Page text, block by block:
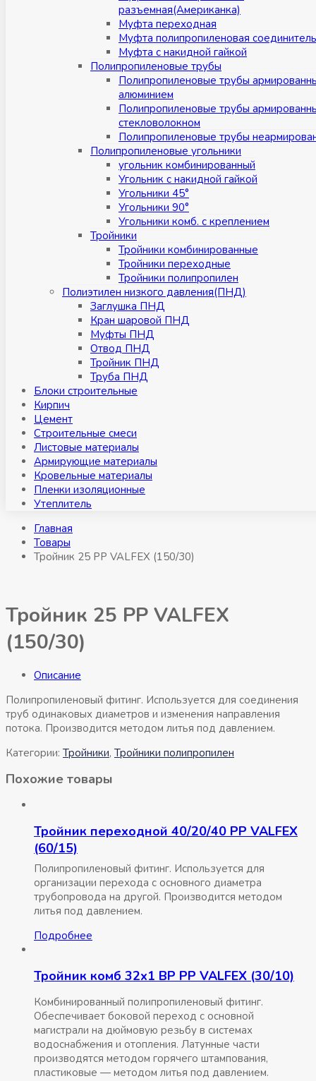
разъемная(Американка)
Муфта переходная
Муфта полипропиленовая
Муфта с накидной гайкой
Полипропиленовые трубы
Полипропиленовые трубы
алюминием
Полипропиленовые трубы
стекловолокном
Полипропиленовые трубы
Полипропиленовые угольники
угольник комбинированный
Угольник с накидной гайкой
Угольники 45°
Угольники 90°
Угольники комб. с креплением
Тройники
Тройники комбинированные
Тройники переходные
Тройники полипропилен
Полиэтилен низкого давления(ПНД)
Заглушка ПНД
Кран шаровой ПНД
Муфты ПНД
Отвод ПНД
Тройник ПНД
Труба ПНД
Блоки строительные
Кирпич
Цемент
Строительные смеси
Листовые материалы
Армирующие материалы
Кровельные материалы
Пленки изоляционные
Утеплитель
Главная
Товары
Тройник 25 РР VALFEX (150/30)
Тройник 25 РР VALFEX
(150/30)
Описание
Полипропиленовый фитинг. Используется для соединения
труб одинаковых диаметров и изменения направления
потока. Производится методом литья под давлением.
Категории: Тройники, Тройники полипропилен
Похожие товары
Тройник переходной 40/20/40 РР VALFEX
(60/15)
Полипропиленовый фитинг. Используется для
организации перехода с основного диаметра
трубопровода на другой. Производится методом
литья под давлением.
Подробнее
Тройник комб 32х1 ВР РР VALFEX (30/10)
Комбинированный полипропиленовый фитинг.
Обеспечивает боковой переход с основной
магистрали на дюймовую резьбу в системах
водоснабжения и отопления. Латунные части
производятся методом горячего штампования,
пластиковые — методом литья под давлением.